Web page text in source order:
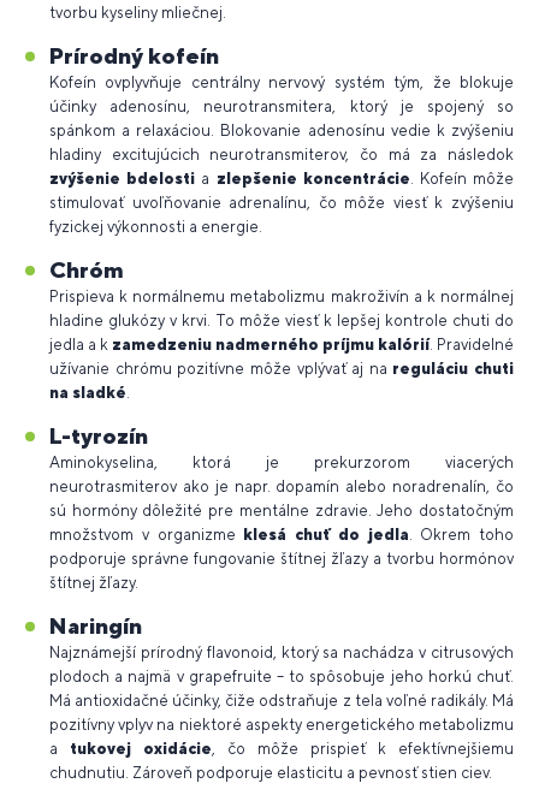
tvorbu kyseliny mliečnej.
Prírodný kofeín
Kofeín ovplyvňuje centrálny nervový systém tým, že blokuje
účinky adenosínu, neurotransmitera, ktorý je spojený so
spánkom a relaxáciou. Blokovanie adenosínu vedie k zvýšeniu
hladiny excitujúcich neurotransmiterov, čo má za následok
zvýšenie bdelosti a zlepšenie koncentrácie. Kofeín môže
stimulovať uvoľňovanie adrenalínu, čo môže viesť k zvýšeniu
fyzickej výkonnosti a energie.
Chróm
Prispieva k normálnemu metabolizmu makroživín a k normálnej
hladine glukózy v krvi. To môže viesť k lepšej kontrole chuti do
jedla a k zamedzeniu nadmerného príjmu kalórií. Pravidelné
užívanie chrómu pozitívne môže vplývať aj na reguláciu chuti
na sladké.
L-tyrozín
Aminokyselina, ktorá je prekurzorom viacerých
neurotrasmiterov ako je napr. dopamín alebo noradrenalín, čo
sú hormóny dôležité pre mentálne zdravie. Jeho dostatočným
množstvom v organizme
klesá chuť do jedla. Okrem toho
podporuje správne fungovanie štítnej žľazy a tvorbu hormónov
štítnej žľazy.
Naringín
Najznámejší prírodný flavonoid, ktorý sa nachádza v citrusových
plodoch a najmä v grapefruite – to spôsobuje jeho horkú chuť.
Má antioxidačné účinky, čiže odstraňuje z tela voľné radikály. Má
pozitívny vplyv na niektoré aspekty energetického metabolizmu
a tukovej oxidácie, čo môže prispieť k efektívnejšiemu
chudnutiu. Zároveň podporuje elasticitu a pevnosť stien ciev.